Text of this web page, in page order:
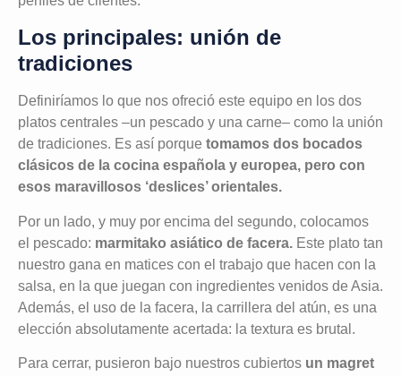
Los principales: unión de
tradiciones
Definiríamos lo que nos ofreció este equipo en los dos
platos centrales –un pescado y una carne– como la unión
de tradiciones. Es así porque tomamos dos bocados
clásicos de la cocina española y europea, pero con
esos maravillosos ‘deslices’ orientales.
Por un lado, y muy por encima del segundo, colocamos
el pescado: marmitako asiático de facera. Este plato tan
nuestro gana en matices con el trabajo que hacen con la
salsa, en la que juegan con ingredientes venidos de Asia.
Además, el uso de la facera, la carrillera del atún, es una
elección absolutamente acertada: la textura es brutal.
Para cerrar, pusieron bajo nuestros cubiertos un magret